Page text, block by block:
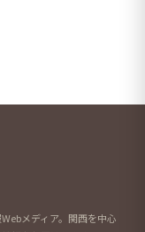
メディア。関西を中心